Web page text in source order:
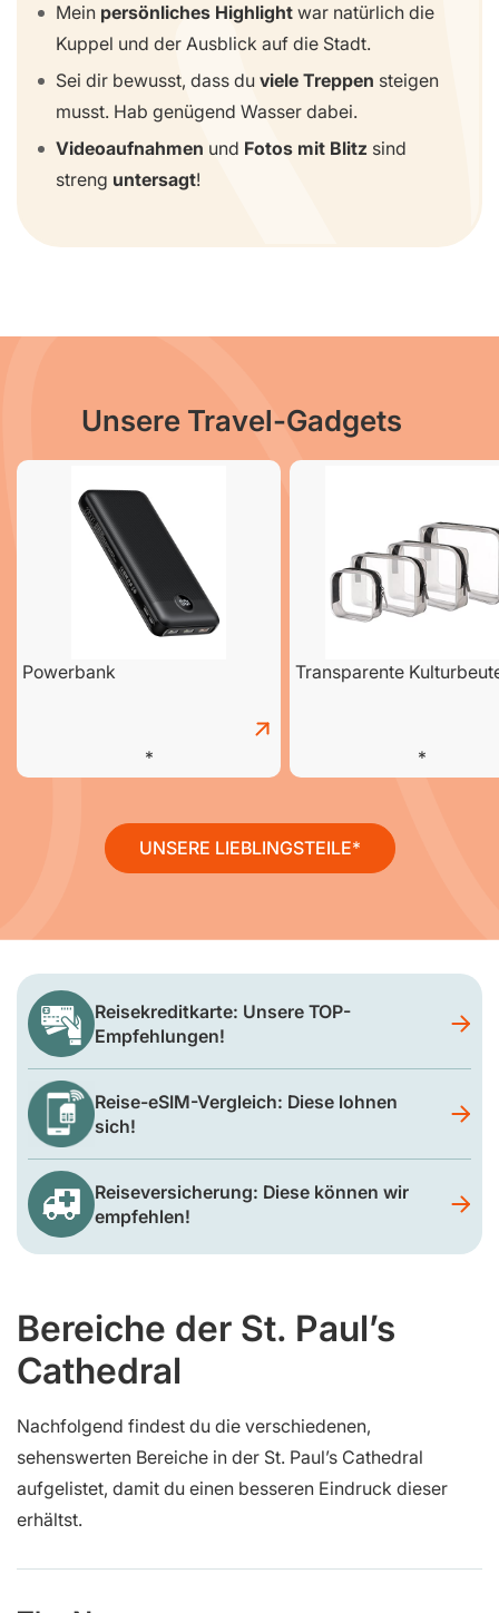
Mein persönliches Highlight war natürlich die
Kuppel und der Ausblick auf die Stadt.
Sei dir bewusst, dass du viele Treppen steigen
musst. Hab genügend Wasser dabei.
Videoaufnahmen und Fotos mit Blitz sind
streng untersagt!
Unsere Travel-Gadgets
Powerbank Transparente
UNSERE LIEBLINGSTEILE
Reisekreditkarte: Unsere TOP-
Empfehlungen!
Reise-eSIM-Vergleich: Diese lohnen
sich!
Reiseversicherung: Diese können wir
empfehlen!
Bereiche der St. Paul’s
Cathedral
Nachfolgend findest du die verschiedenen,
sehenswerten Bereiche in der St. Paul’s Cathedral
aufgelistet, damit du einen besseren Eindruck dieser
erhältst.